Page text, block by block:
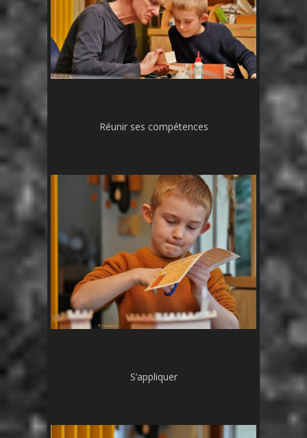
Réunir ses compétences
S’appliquer